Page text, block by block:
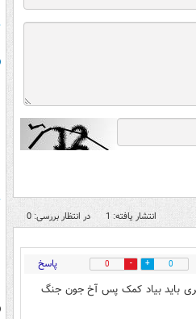
انتشار یافته: 1 در انتظار بررسی: 0
0
0 پاسخ
باید بیاد کمک پس آخ جون جنگ